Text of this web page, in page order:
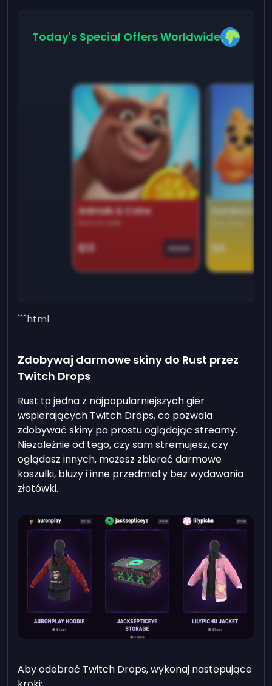
Today's Special Offers Worldwide
Animals & Coins
Earn on side
$13 Game
Domino
$9
```html
Zdobywaj darmowe skiny do Rust przez
Twitch Drops
Rust to jedna z najpopularniejszych gier
wspierających Twitch Drops, co pozwala
zdobywać skiny po prostu oglądając streamy.
Niezależnie od tego, czy sam stremujesz, czy
oglądasz innych, możesz zbierać darmowe
koszulki, bluzy i inne przedmioty bez wydawania
złotówki.
Aby odebrać Twitch Drops, wykonaj następujące